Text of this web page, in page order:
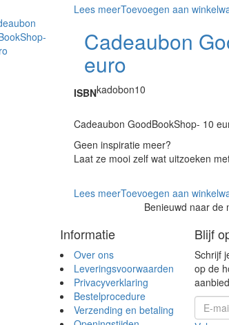
Lees meerToevoegen aan
Cadeaubon
euro
ISBNkadobon10
Cadeaubon GoodBookShop- 10
Geen inspiratie meer?
Laat ze mooi zelf wat uitzoeken
Lees meerToevoegen aan
Benieuwd naar de
Informatie
Over ons
Leveringsvoorwaarden
Privacyverklaring
Bestelprocedure
Verzending en betaling
Blijf
Schrijf
op de